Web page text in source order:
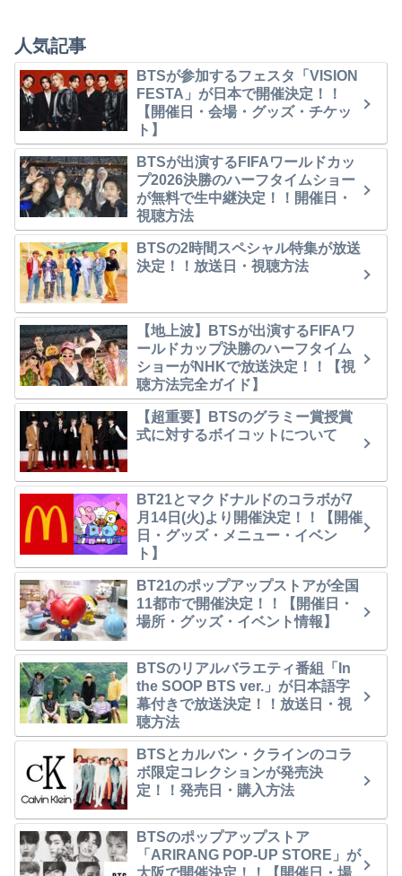
人気記事
BTSが参加するフェスタ「VISION
FESTA」が日本で開催決定！！
【開催日・会場・グッズ・チケッ
ト】
BTSが出演するFIFAワールドカッ
プ2026決勝のハーフタイムショー
が無料で生中継決定！！開催日・
視聴方法
BTSの2時間スペシャル特集が放送
決定！！放送日・視聴方法
【地上波】BTSが出演するFIFAワ
ールドカップ決勝のハーフタイム
ショーがNHKで放送決定！！【視
聴方法完全ガイド】
【超重要】BTSのグラミー賞授賞
式に対するボイコットについて
BT21とマクドナルドのコラボが7
月14日(火)より開催決定！！【開催
日・グッズ・メニュー・イベン
ト】
BT21のポップアップストアが全国
11都市で開催決定！！【開催日・
場所・グッズ・イベント情報】
BTSのリアルバラエティ番組「In
the SOOP BTS ver.」が日本語字
幕付きで放送決定！！放送日・視
聴方法
BTSとカルバン・クラインのコラ
ボ限定コレクションが発売決
定！！発売日・購入方法
BTSのポップアップストア
「ARIRANG POP-UP STORE」が